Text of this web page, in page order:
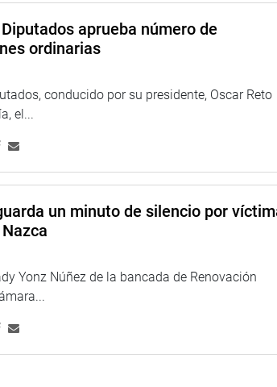
y consumo de tilapia para el consumo
Desarrollo Pesquero y con el Ministerio de la
estatal «A comer pescado».
aprueba número de
ordinarias
conducido por su presidente, Oscar Reto
el...
un minuto de silencio por
Yonz Núñez de la bancada de Renovación